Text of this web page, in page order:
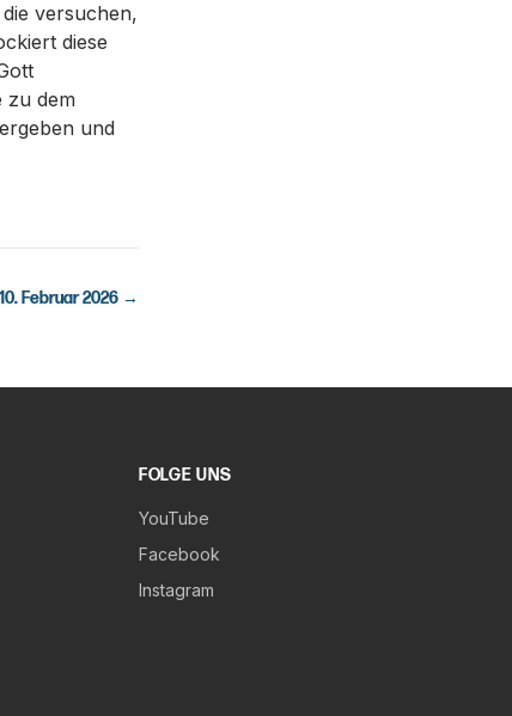
versuchen,
diese
zu dem
und
10. Februar 2026 →
FOLGE UNS
YouTube
Facebook
Instagram